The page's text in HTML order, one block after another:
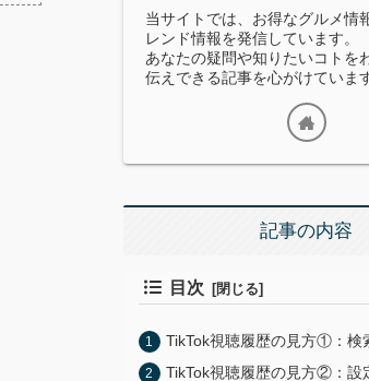
当サイトでは、お得なグルメ情
レンド情報を発信しています。
あなたの疑問や知りたいコトを
伝えできる記事を心がけています
記事の内容
目次
TikTok視聴履歴の見方①：検
TikTok視聴履歴の見方②：設